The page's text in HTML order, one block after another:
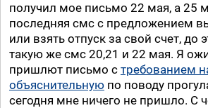
получил мое письмо 22 мая, а 25
последняя смс с предложением
или взять отпуск за свой счет, до
такую же смс 20,21 и 22 мая. Я
пришлют письмо с требованием
объяснительную по поводу
сегодня мне ничего не пришло. С